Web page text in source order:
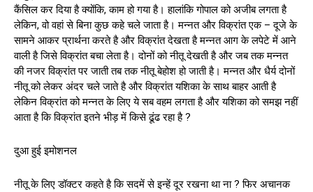
कैंसिल कर दिया है क्योंकि, काम हो गया है। हालांकि गोपाल को अजीब लगता है
लेकिन, वो वहां से बिना कुछ कहे चले जाता है। मन्नत और विक्रांत एक – दूजे के
सामने आकर प्रार्थना करते है और विक्रांत देखता है मन्नत आग के लपेटे में आने
वाली है जिसे विक्रांत बचा लेता है। दोनों को नीतू देखती है और जब तक मन्नत
की नजर विक्रांत पर जाती तब तक नीतू बेहोश हो जाती है। मन्नत और धैर्य दोनों
नीतू को लेकर अंदर चले जाते है और विक्रांत यशिका के साथ बाहर आती है
लेकिन विक्रांत को मन्नत के लिए ये सब वहम लगता है और यशिका को समझ नहीं
आता है कि विक्रांत इतने भीड़ में किसे ढूंढ रहा है ?
दुआ हुई इमोशनल
नीतू के लिए डॉक्टर कहते है कि सदमें से इन्हें दूर रखना था ना ? फिर अचानक